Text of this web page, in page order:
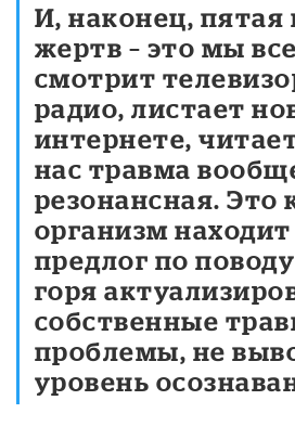
И, наконец, пятая
жертв – это мы
смотрит
радио, листает
интернете,
нас травма
резонансная. Это
организм
предлог по
горя
собственные
проблемы, не
уровень